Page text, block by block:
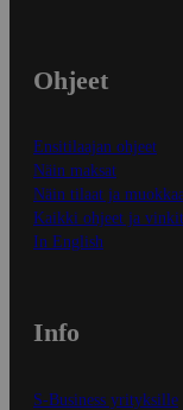
Ohjeet
Ensitilaajan ohjeet
Näin maksat
Näin tilaat ja
Kaikki ohjeet ja vinkit
In English
Info
S-Business yrityksille